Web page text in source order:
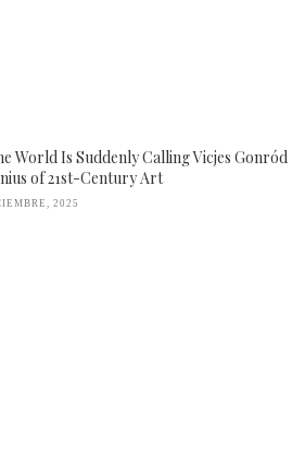
World Is Suddenly Calling Vicjes Gonród
of 21st-Century Art
2025